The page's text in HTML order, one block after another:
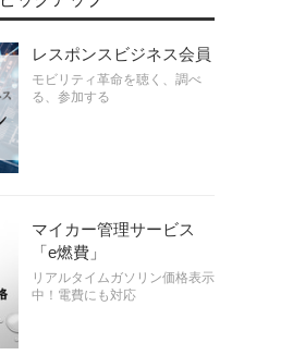
レスポンスビジネス会員
モビリティ革命を聴く、調べ
る、参加する
マイカー管理サービス
「e燃費」
リアルタイムガソリン価格表示
中！電費にも対応